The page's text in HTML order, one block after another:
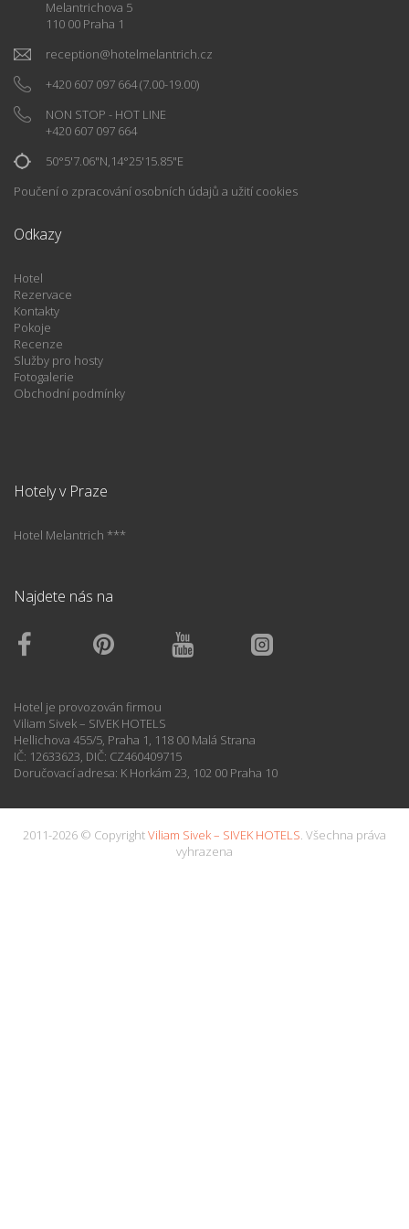
Melantrichova 5
110 00 Praha 1
reception@hotelmelantrich.cz
+420 607 097 664(7.00-19.00)
NON STOP - HOT LINE
+420 607 097 664
50°5'7.06"N,14°25'15.85"E
Poučení o zpracování osobních údajů a užití cookies
Odkazy
Hotel
Rezervace
Kontakty
Pokoje
Recenze
Služby pro hosty
Fotogalerie
Obchodní podmínky
Hotely v Praze
Hotel Melantrich ***
Najdete nás na
Hotel je provozován firmou
Viliam Sivek – SIVEK HOTELS
Hellichova 455/5, Praha 1, 118 00 Malá Strana
IČ: 12633623, DIČ: CZ460409715
Doručovací adresa: K Horkám 23, 102 00 Praha 10
2011-2026 © CopyrightViliam Sivek – SIVEK HOTELS. Všechna práva
vyhrazena